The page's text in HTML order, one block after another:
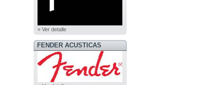
» Ver detalle
FENDER ACUSTICAS